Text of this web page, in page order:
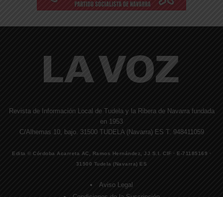
Revista de Información Local de Tudela y la Ribera de Navarra fundada
en 1953
C/Alhemas 10, bajo. 31500 TUDELA (Navarra) ES T. 948411059
Edita © Córdoba Acarreta AC, Ramos Hernández, JJ S.I. CIF · E-71185169 ·
31500 Tudela (Navarra) ES
Aviso Legal